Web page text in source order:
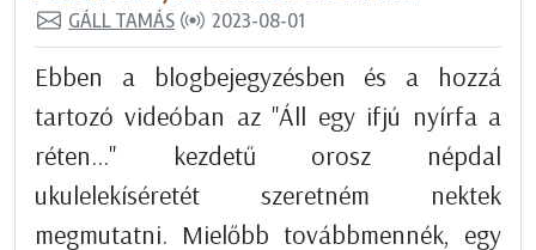
GÁLL TAMÁS 2023-08-01
Ebben a blogbejegyzésben és a hozzá
tartozó videóban az "Áll egy ifjú nyírfa a
réten..." kezdetű orosz népdal
ukulelekíséretét szeretném nektek
megmutatni. Mielőbb továbbmennék, egy